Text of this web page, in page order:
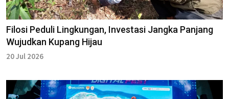
Filosi Peduli Lingkungan, Investasi Jangka Panjang
Wujudkan Kupang Hijau
20 Jul 2026